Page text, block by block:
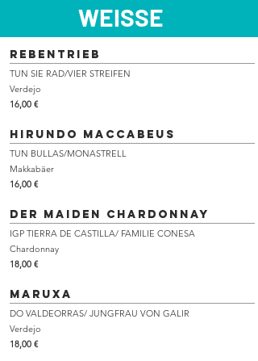
WEISSE
Rebentrieb
TUN SIE RAD/VIER STREIFEN
Verdejo
16,00 €
HIRUNDO MACCABEUS
TUN BULLAS/MONASTRELL
Makkabäer
16,00 €
DER MAIDEN CHARDONNAY
IGP TIERRA DE CASTILLA/ FAMILIE CONESA
Chardonnay
18,00 €
maruxa
DO VALDEORRAS/ JUNGFRAU VON GALIR
Verdejo
18,00 €